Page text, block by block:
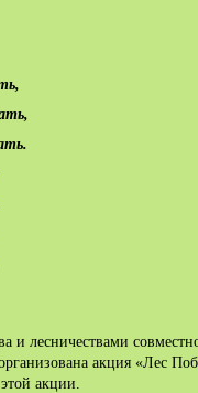
,
,
.
и лесничествами
акция «Лес
акции.